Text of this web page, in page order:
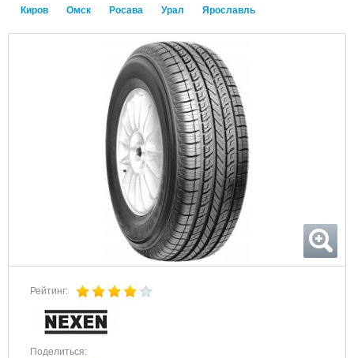
Киров Омск Росава Урал Ярославль
Рейтинг:
Поделиться: